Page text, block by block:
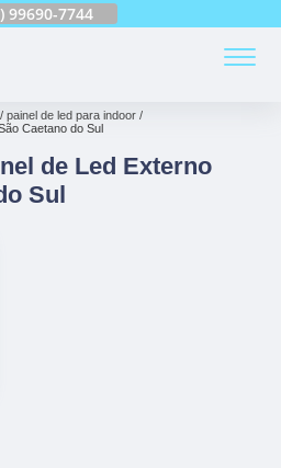
99690-7744
painel de led para indoor
Caetano do Sul
de Led Externo
Sul